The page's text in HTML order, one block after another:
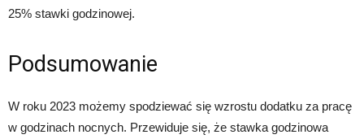
25% stawki godzinowej.
Podsumowanie
W roku 2023 możemy spodziewać się wzrostu dodatku za pracę
w godzinach nocnych. Przewiduje się, że stawka godzinowa